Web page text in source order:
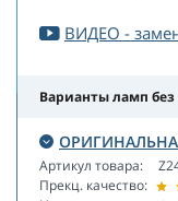
ВИДЕО -
Варианты ламп
Артикул товара:
Прекц. качество: